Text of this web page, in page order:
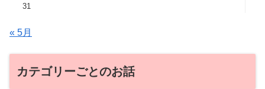
31
« 5月
カテゴリーごとのお話